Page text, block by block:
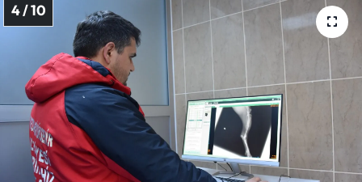
4 / 10